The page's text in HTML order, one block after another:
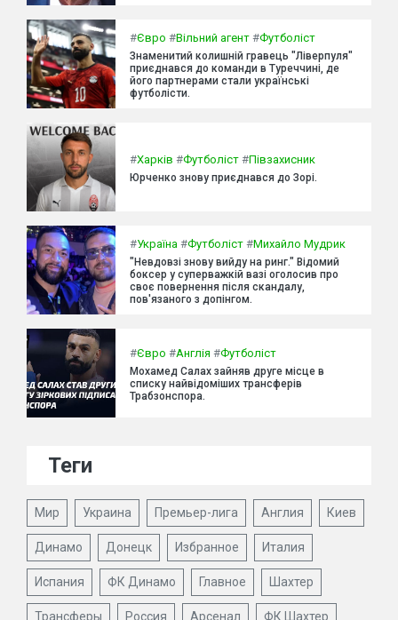
#Євро #Вільний агент #Футболіст
Знаменитий колишній гравець "Ліверпуля"
приєднався до команди в Туреччині, де
його партнерами стали українські
футболісти.
#Харків #Футболіст #Півзахисник
Юрченко знову приєднався до Зорі.
#Україна #Футболіст #Михайло Мудрик
"Невдовзі знову вийду на ринг." Відомий
боксер у суперважкій вазі оголосив про
своє повернення після скандалу,
пов'язаного з допінгом.
#Євро #Англія #Футболіст
Мохамед Салах зайняв друге місце в
списку найвідоміших трансферів
Трабзонспора.
Теги
Мир Украина Премьер-лига Англия Киев
Динамо Донецк Избранное Италия
Испания ФК Динамо Главное Шахтер
Трансферы Россия Арсенал ФК Шахтер